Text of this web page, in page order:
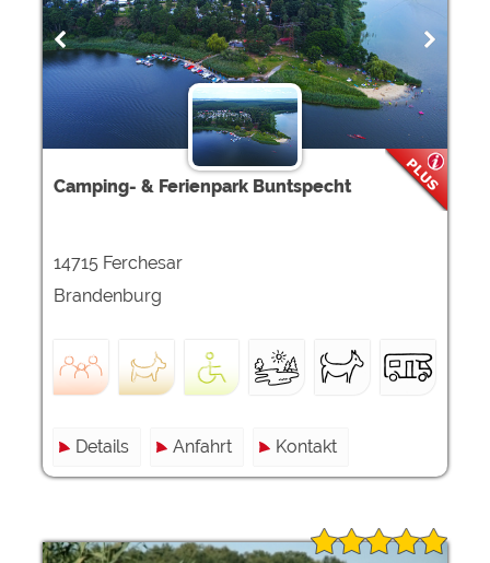
Camping- & Ferienpark Buntspecht
14715 Ferchesar
Brandenburg
Details Anfahrt Kontakt
Google Remarketing
https://policies.google.com/privacy
Die Cookieeinstellungen können jeder Zeit im Footer
über "COOKIES" geändert werden!